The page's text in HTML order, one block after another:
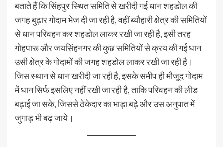
बताते हैं कि सिंहपुर स्थित समिति से खरीदी गई धान शहडोल की
जगह बुढ़ार गोदाम भेज दी जा रही है, वहीं ब्यौहारी क्षेत्र की समितियों
से धान परिवहन कर शहडोल लाकर रखी जा रही है, इसी तरह
गोहपारू और जयसिंहनगर की कुछ समितियों से क्रय की गई धान
उसी क्षेत्र के गोदामों की जगह शहडोल लाकर रखी जा रही है।
जिस स्थान से धान खरीदी जा रही है, इसके समीप ही मौजूद गोदाम
में धान सिर्फ इसलिए नहीं रखी जा रही है, ताकि परिवहन की लीड
बढ़ाई जा सके, जिससे ठेकेदार का भाड़ा बढ़े और उस अनुपात में
जुगाड़ भी बढ़ जाये।